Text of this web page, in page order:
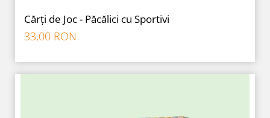
Cărți de Joc - Păcălici cu Sportivi
33,00 RON